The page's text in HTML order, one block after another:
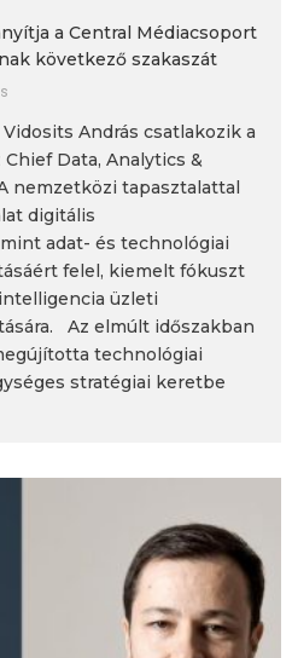
a Central Médiacsoport
következő szakaszát
András csatlakozik a
Data, Analytics &
nemzetközi tapasztalattal
digitális
adat- és technológiai
felel, kiemelt fókuszt
üzleti
Az elmúlt időszakban
technológiai
stratégiai keretbe